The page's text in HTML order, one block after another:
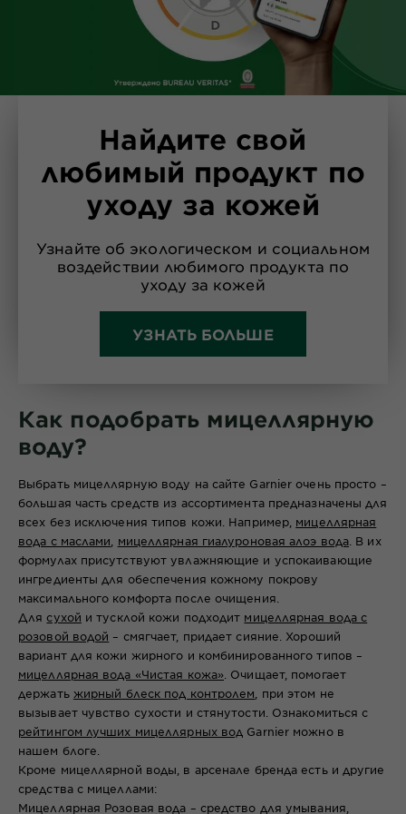
Найдите свой
любимый продукт по
уходу за кожей
Узнайте об экологическом и социальном
воздействии любимого продукта по
уходу за кожей
УЗНАТЬ БОЛЬШЕ
Как подобрать мицеллярную
воду?
Выбрать мицеллярную воду на сайте Garnier очень просто –
большая часть средств из ассортимента предназначены для
всех без исключения типов кожи. Например, мицеллярная
вода с маслами
мицеллярная гиалуроновая алоэ вода . В их
формулах присутствуют увлажняющие и успокаивающие
ингредиенты для обеспечения кожному покрову
максимального комфорта после очищения.
Длясухой и тусклой кожи подходит мицеллярная вода с
розовой водой – смягчает, придает сияние. Хороший
вариант для кожи жирного и комбинированного типов –
мицеллярная вода «Чистая кожа» . Очищает, помогает
держать жирный блеск под контролем , при этом не
вызывает чувство сухости и стянутости. Ознакомиться с
рейтингом лучших мицеллярных вод Garnier можно в
нашем блоге.
Кроме мицеллярной воды, в арсенале бренда есть и другие
средства с мицеллами:
Мицеллярная Розовая вода – средство для умывания,